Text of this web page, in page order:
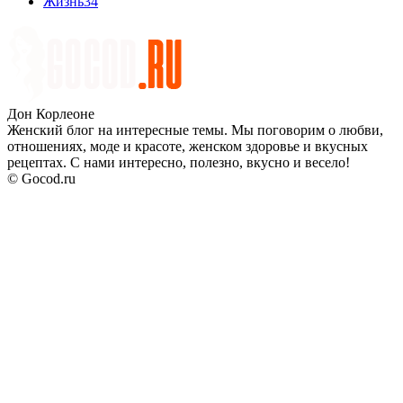
Дон Корлеоне
Женский блог на интересные темы. Мы поговорим о любви,
отношениях, моде и красоте, женском здоровье и вкусных
рецептах. С нами интересно, полезно, вкусно и весело!
© Gocod.ru